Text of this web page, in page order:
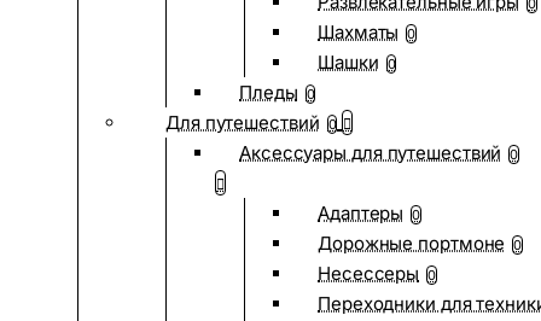
0
Шахматы 0
Шашки 0
Пледы 0
Для путешествий 0
Аксессуары для путешествий 0
Адаптеры 0
Дорожные портмоне 0
Несессеры 0
Переходники для